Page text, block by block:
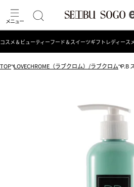
コスメ＆ビューティーフード＆スイーツギフト レディース
TOP LOVECHROME（ラブクロム）/ラブクロム P.B